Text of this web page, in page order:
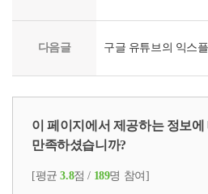
다음글 구글 유튜브의 익스
이 페이지에서 제공하는 정보
만족하셨습니까?
[평균3.8점 / 189명 참여]